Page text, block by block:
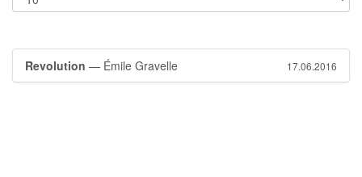
Revolution — Émile Gravelle 17.06.2016